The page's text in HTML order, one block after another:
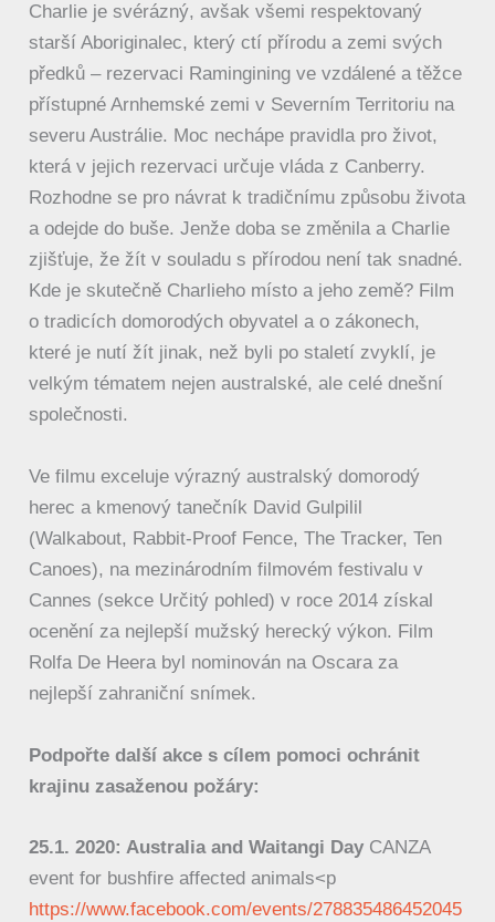
Charlie je svérázný, avšak všemi respektovaný
starší Aboriginalec, který ctí přírodu a zemi svých
předků – rezervaci Ramingining ve vzdálené a těžce
přístupné Arnhemské zemi v Severním Territoriu na
severu Austrálie. Moc nechápe pravidla pro život,
která v jejich rezervaci určuje vláda z Canberry.
Rozhodne se pro návrat k tradičnímu způsobu života
a odejde do buše. Jenže doba se změnila a Charlie
zjišťuje, že žít v souladu s přírodou není tak snadné.
Kde je skutečně Charlieho místo a jeho země? Film
o tradicích domorodých obyvatel a o zákonech,
které je nutí žít jinak, než byli po staletí zvyklí, je
velkým tématem nejen australské, ale celé dnešní
společnosti.
Ve filmu exceluje výrazný australský domorodý
herec a kmenový tanečník David Gulpilil
(Walkabout, Rabbit-Proof Fence, The Tracker, Ten
Canoes), na mezinárodním filmovém festivalu v
Cannes (sekce Určitý pohled) v roce 2014 získal
ocenění za nejlepší mužský herecký výkon. Film
Rolfa De Heera byl nominován na Oscara za
nejlepší zahraniční snímek.
Podpořte další akce s cílem pomoci ochránit
krajinu zasaženou požáry:
25.1. 2020: Australia and Waitangi Day CANZA
event for bushfire affected animals<p
https://www.facebook.com/events/278835486452045